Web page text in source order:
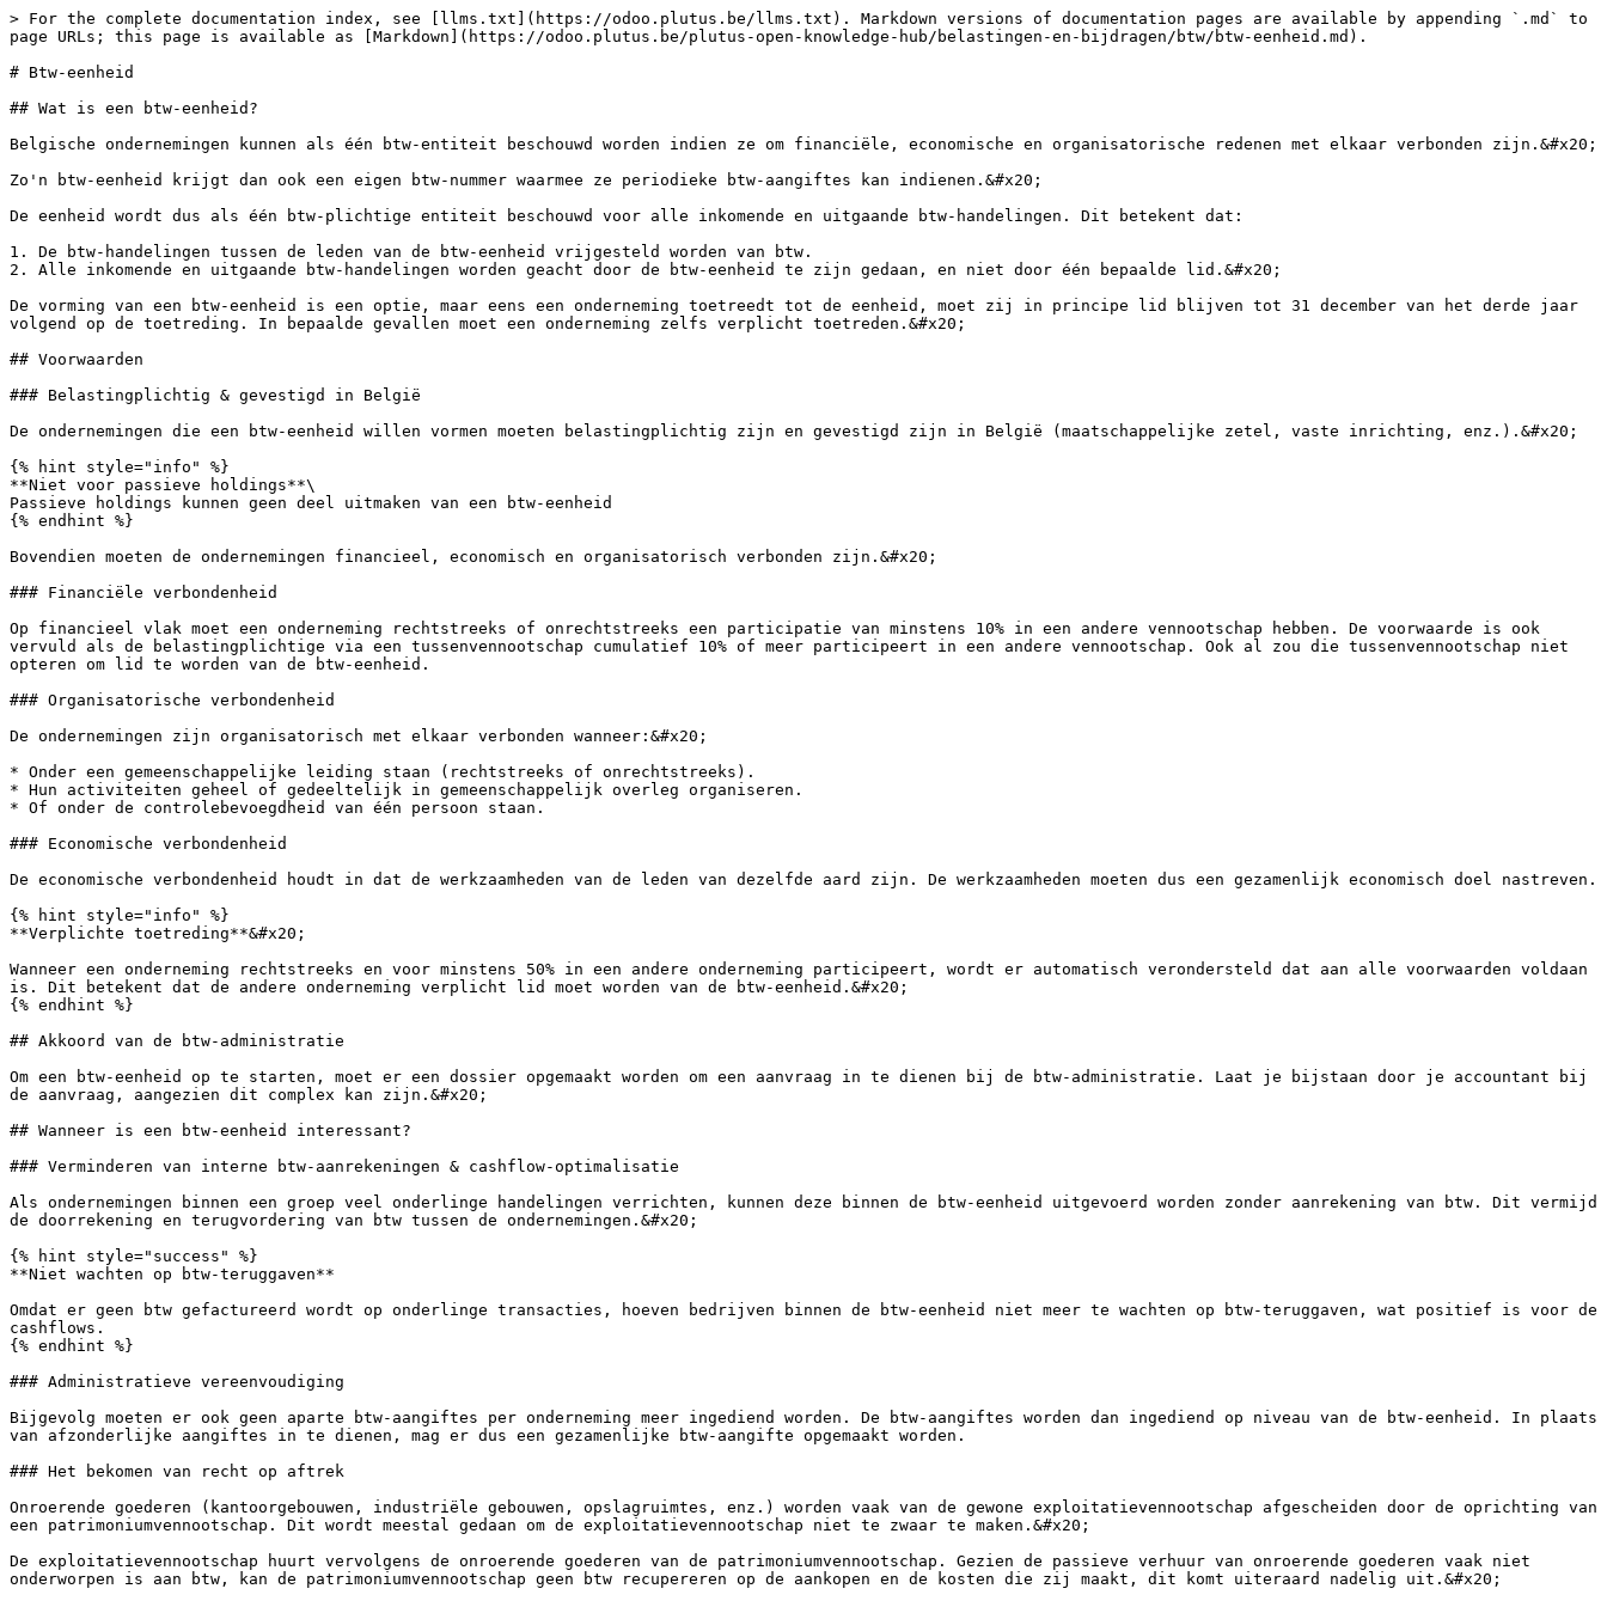
> For the complete documentation index, see [llms.txt](https://odoo.plutus.be/llms.txt). Markdown versions of documentation pages are available by appending `.md` to
page URLs; this page is available as [Markdown](https://odoo.plutus.be/plutus-open-knowledge-hub/belastingen-en-bijdragen/btw/btw-eenheid.md).
# Btw-eenheid
## Wat is een btw-eenheid?
Belgische ondernemingen kunnen als één btw-entiteit beschouwd worden indien ze om financiële, economische en organisatorische redenen met elkaar verbonden zijn.&#x20;
Zo'n btw-eenheid krijgt dan ook een eigen btw-nummer waarmee ze periodieke btw-aangiftes kan indienen.&#x20;
De eenheid wordt dus als één btw-plichtige entiteit beschouwd voor alle inkomende en uitgaande btw-handelingen. Dit betekent dat:
1. De btw-handelingen tussen de leden van de btw-eenheid vrijgesteld worden van btw.
2. Alle inkomende en uitgaande btw-handelingen worden geacht door de btw-eenheid te zijn gedaan, en niet door één bepaalde lid.&#x20;
De vorming van een btw-eenheid is een optie, maar eens een onderneming toetreedt tot de eenheid, moet zij in principe lid blijven tot 31 december van het derde jaar
volgend op de toetreding. In bepaalde gevallen moet een onderneming zelfs verplicht toetreden.&#x20;
## Voorwaarden
### Belastingplichtig & gevestigd in België
De ondernemingen die een btw-eenheid willen vormen moeten belastingplichtig zijn en gevestigd zijn in België (maatschappelijke zetel, vaste inrichting, enz.).&#x20;
{% hint style="info" %}
**Niet voor passieve holdings**\
Passieve holdings kunnen geen deel uitmaken van een btw-eenheid
{% endhint %}
Bovendien moeten de ondernemingen financieel, economisch en organisatorisch verbonden zijn.&#x20;
### Financiële verbondenheid
Op financieel vlak moet een onderneming rechtstreeks of onrechtstreeks een participatie van minstens 10% in een andere vennootschap hebben. De voorwaarde is ook
vervuld als de belastingplichtige via een tussenvennootschap cumulatief 10% of meer participeert in een andere vennootschap. Ook al zou die tussenvennootschap niet
opteren om lid te worden van de btw-eenheid.
### Organisatorische verbondenheid
De ondernemingen zijn organisatorisch met elkaar verbonden wanneer:&#x20;
* Onder een gemeenschappelijke leiding staan (rechtstreeks of onrechtstreeks).
* Hun activiteiten geheel of gedeeltelijk in gemeenschappelijk overleg organiseren.
* Of onder de controlebevoegdheid van één persoon staan.
### Economische verbondenheid
De economische verbondenheid houdt in dat de werkzaamheden van de leden van dezelfde aard zijn. De werkzaamheden moeten dus een gezamenlijk economisch doel nastreven.
{% hint style="info" %}
**Verplichte toetreding**&#x20;
Wanneer een onderneming rechtstreeks en voor minstens 50% in een andere onderneming participeert, wordt er automatisch verondersteld dat aan alle voorwaarden voldaan
is. Dit betekent dat de andere onderneming verplicht lid moet worden van de btw-eenheid.&#x20;
{% endhint %}
## Akkoord van de btw-administratie
Om een btw-eenheid op te starten, moet er een dossier opgemaakt worden om een aanvraag in te dienen bij de btw-administratie. Laat je bijstaan door je accountant bij
de aanvraag, aangezien dit complex kan zijn.&#x20;
## Wanneer is een btw-eenheid interessant?
### Verminderen van interne btw-aanrekeningen & cashflow-optimalisatie
Als ondernemingen binnen een groep veel onderlinge handelingen verrichten, kunnen deze binnen de btw-eenheid uitgevoerd worden zonder aanrekening van btw. Dit vermijd
de doorrekening en terugvordering van btw tussen de ondernemingen.&#x20;
{% hint style="success" %}
**Niet wachten op btw-teruggaven**
Omdat er geen btw gefactureerd wordt op onderlinge transacties, hoeven bedrijven binnen de btw-eenheid niet meer te wachten op btw-teruggaven, wat positief is voor de
cashflows.
{% endhint %}
### Administratieve vereenvoudiging
Bijgevolg moeten er ook geen aparte btw-aangiftes per onderneming meer ingediend worden. De btw-aangiftes worden dan ingediend op niveau van de btw-eenheid. In plaats
van afzonderlijke aangiftes in te dienen, mag er dus een gezamenlijke btw-aangifte opgemaakt worden.
### Het bekomen van recht op aftrek
Onroerende goederen (kantoorgebouwen, industriële gebouwen, opslagruimtes, enz.) worden vaak van de gewone exploitatievennootschap afgescheiden door de oprichting van
een patrimoniumvennootschap. Dit wordt meestal gedaan om de exploitatievennootschap niet te zwaar te maken.&#x20;
De exploitatievennootschap huurt vervolgens de onroerende goederen van de patrimoniumvennootschap. Gezien de passieve verhuur van onroerende goederen vaak niet
onderworpen is aan btw, kan de patrimoniumvennootschap geen btw recupereren op de aankopen en de kosten die zij maakt, dit komt uiteraard nadelig uit.&#x20;